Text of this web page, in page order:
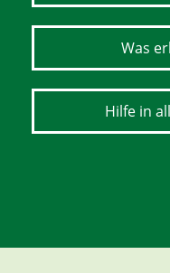
Was
Hilfe in